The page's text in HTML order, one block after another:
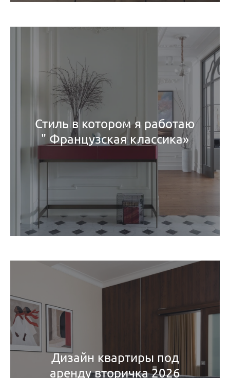
Стиль в котором я работаю
" Французская классика»
Дизайн квартиры под
аренду вторичка 2026